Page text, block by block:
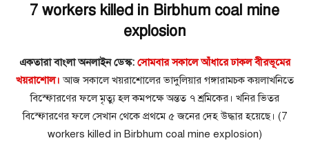
7 workers killed in Birbhum coal mine
explosion
একতারা বাংলা অনলাইন ডেস্ক: সোমবার সকালে আঁধারে ঢাকল বীরভূমের
খয়রাশোল। আজ সকালে খয়রাশোলের ভাদুলিয়ার গঙ্গারামচক কয়লাখনিতে
বিস্ফোরণের ফলে মৃত্যু হল কমপক্ষে অন্তত ৭ শ্রমিকের। খনির ভিতর
বিস্ফোরণের ফলে সেখান থেকে প্রথমে ৫ জনের দেহ উদ্ধার হয়েছে। (7
workers killed in Birbhum coal mine explosion)